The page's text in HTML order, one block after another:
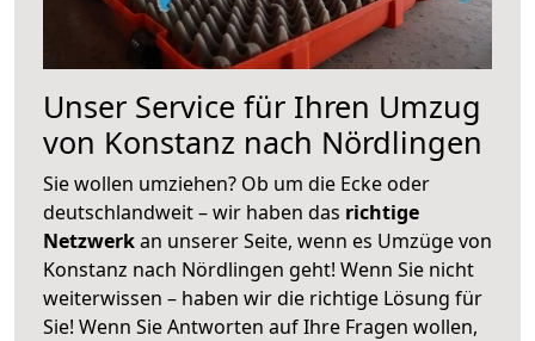
Unser Service für Ihren Umzug
von Konstanz nach Nördlingen
Sie wollen umziehen? Ob um die Ecke oder
deutschlandweit – wir haben das richtige
Netzwerkan unserer Seite, wenn es Umzüge von
Konstanz nach Nördlingen geht! Wenn Sie nicht
weiterwissen – haben wir die richtige Lösung für
Sie! Wenn Sie Antworten auf Ihre Fragen wollen,